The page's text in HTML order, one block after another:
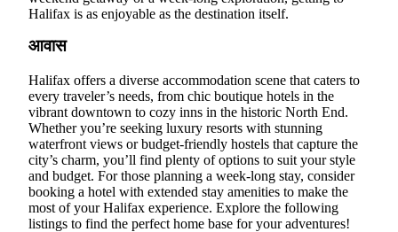
Halifax is as enjoyable as the destination itself.
आवास
Halifax offers a diverse accommodation scene that caters to
every traveler’s needs, from chic boutique hotels in the
vibrant downtown to cozy inns in the historic North End.
Whether you’re seeking luxury resorts with stunning
waterfront views or budget-friendly hostels that capture the
city’s charm, you’ll find plenty of options to suit your style
and budget. For those planning a week-long stay, consider
booking a hotel with extended stay amenities to make the
most of your Halifax experience. Explore the following
listings to find the perfect home base for your adventures!